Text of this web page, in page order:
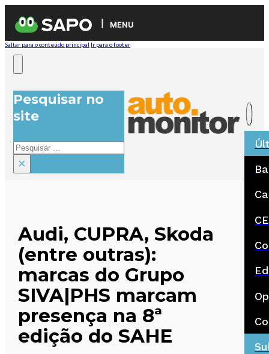
MENU
Saltar para o conteúdo principal Ir para o footer
Pesquisar no
site
Pesquisar
×
Audi, CUPRA, Skoda
(entre outras):
marcas do Grupo
SIVA|PHS marcam
presença na 8ª
edição do SAHE